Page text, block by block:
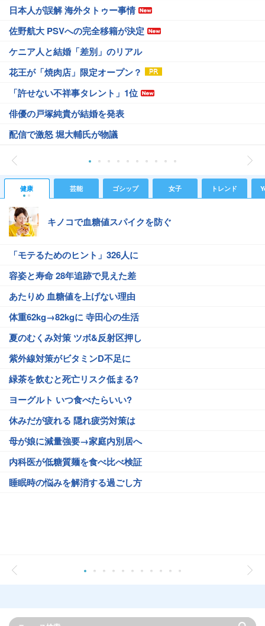
日本人が誤解 海外タトゥー事情
佐野航大 PSVへの完全移籍が決定
ケニア人と結婚「差別」のリアル
花王が「焼肉店」限定オープン？
「許せない不祥事タレント」1位
俳優の戸塚純貴が結婚を発表
配信で激怒 堀大輔氏が物議
健康 芸能 ゴシップ 女子 トレンド
キノコで血糖値スパイクを防ぐ
「モテるためのヒント」326人に
容姿と寿命 28年追跡で見えた差
あたりめ 血糖値を上げない理由
体重62kg→82kgに 寺田心の生活
夏のむくみ対策 ツボ&反射区押し
紫外線対策がビタミンD不足に
緑茶を飲むと死亡リスク低まる?
ヨーグルト いつ食べたらいい?
休みだが疲れる 隠れ疲労対策は
母が娘に減量強要→家庭内別居へ
内科医が低糖質麺を食べ比べ検証
睡眠時の悩みを解消する過ごし方